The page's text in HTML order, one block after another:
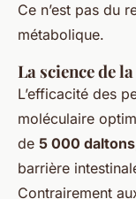
Ce n’est pas du
métabolique.
La science de
L’efficacité des
moléculaire
de 5 000 daltons
barrière
Contrairement